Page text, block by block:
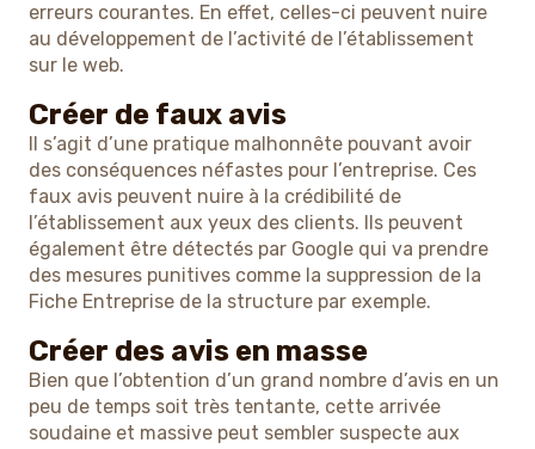
erreurs courantes. En effet, celles-ci peuvent nuire
au développement de l’activité de l’établissement
sur le web.
Créer de faux avis
Il s’agit d’une pratique malhonnête pouvant avoir
des conséquences néfastes pour l’entreprise. Ces
faux avis peuvent nuire à la crédibilité de
l’établissement aux yeux des clients. Ils peuvent
également être détectés par Google qui va prendre
des mesures punitives comme la suppression de la
Fiche Entreprise de la structure par exemple.
Créer des avis en masse
Bien que l’obtention d’un grand nombre d’avis en un
peu de temps soit très tentante, cette arrivée
soudaine et massive peut sembler suspecte aux